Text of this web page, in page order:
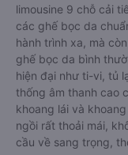
limousine 9 chỗ cải
các ghế bọc da
hành trình xa, mà
ghế bọc da bình
hiện đại như ti-vi, tủ
thống âm thanh cao
khoang lái và
ngồi rất thoải mái,
cầu về sang trọng,